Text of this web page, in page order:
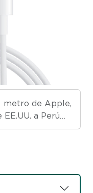
metro de Apple,
a Perú